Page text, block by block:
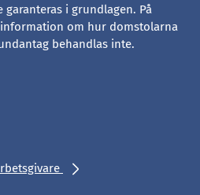
i grundlagen. På
om hur domstolarna
behandlas inte.